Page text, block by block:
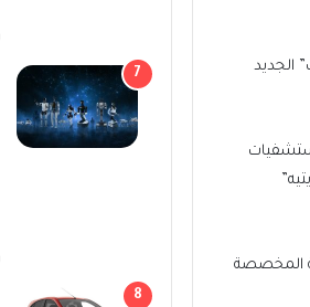
الجديد
الأدوية السابقة المخصصة